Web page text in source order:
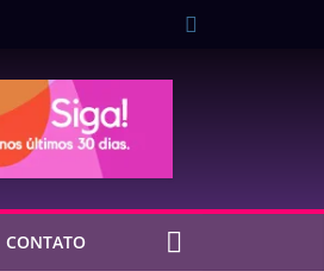
CONTATO